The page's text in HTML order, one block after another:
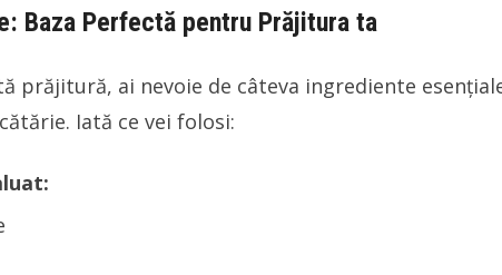
Baza Perfectă pentru Prăjitura ta
prăjitură, ai nevoie de câteva ingrediente
Iată ce vei folosi: